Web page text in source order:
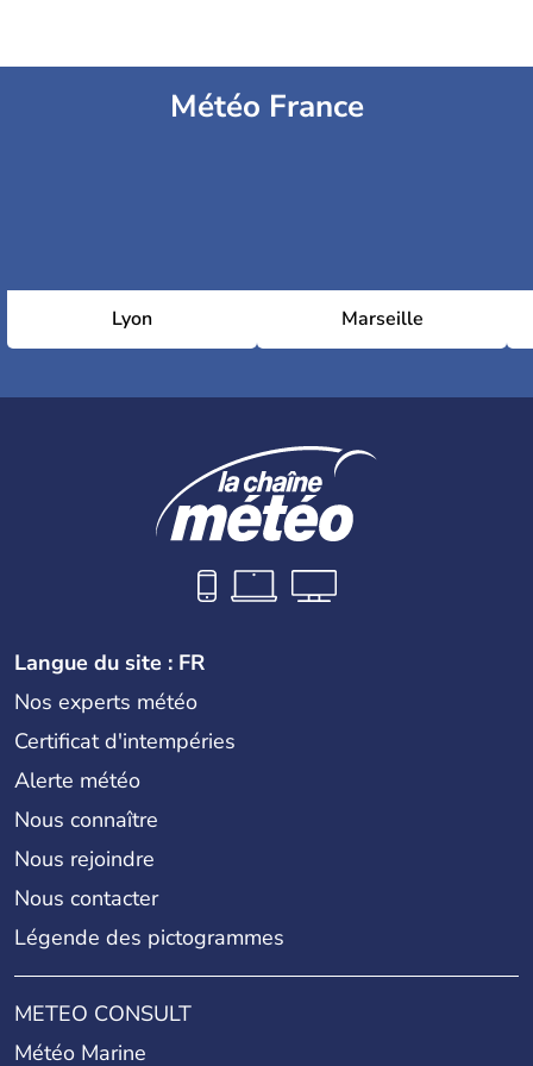
Météo France
Lyon Marseille
Langue du site : FR
Nos experts météo
Certificat d'intempéries
Alerte météo
Nous connaître
Nous rejoindre
Nous contacter
Légende des pictogrammes
METEO CONSULT
Météo Marine